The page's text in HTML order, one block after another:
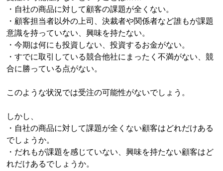
・自社の商品に対して顧客の課題が全くない。
・顧客担当者以外の上司、決裁者や関係者など誰もが課題
意識を持っていない、興味を持たない。
・今期は何にも投資しない、投資するお金がない。
・すでに取引している競合他社にまったく不満がない、競
合に勝っている点がない。
このような状況では受注の可能性がないでしょう。
しかし、
・自社の商品に対して課題が全くない顧客はどれだけある
でしょうか。
・だれもが課題を感じていない、興味を持たない顧客はど
れだけあるでしょうか。